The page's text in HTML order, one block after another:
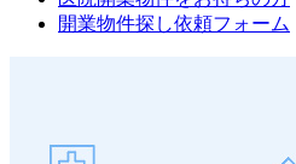
開業物件探し依頼フォーム